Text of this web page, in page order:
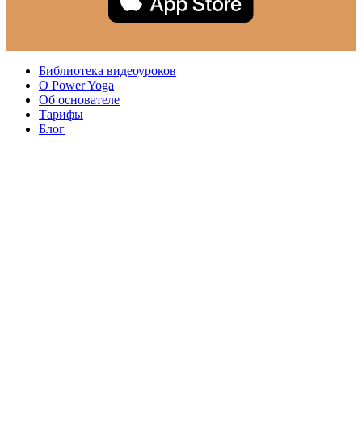
Библиотека видеоуроков
О Power Yoga
Об основателе
Тарифы
Блог